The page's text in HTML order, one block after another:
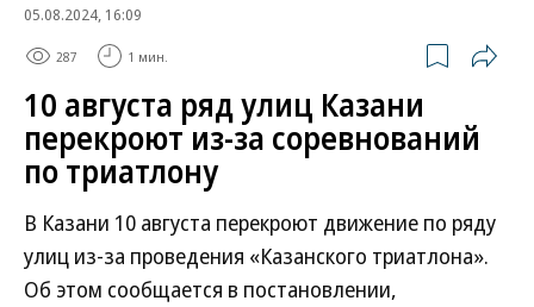
05.08.2024, 16:09
287 1 мин.
10 августа ряд улиц Казани
перекроют из-за соревнований
по триатлону
В Казани 10 августа перекроют движение по ряду
улиц из-за проведения «Казанского триатлона».
Об этом сообщается в постановлении,